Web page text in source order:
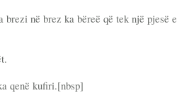
në brez ka bëreë që tek një pjesë
qenë kufiri.[nbsp]